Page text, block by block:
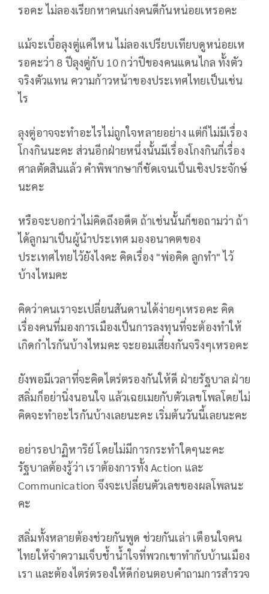
รอคะ ไม่ลองเรียกหาคนเก่งคนดีกันหน่อยเหรอคะ
แม้จะเบื่อลุงตู่แค่ไหน ไม่ลองเปรียบเทียบดูหน่อยเห
รอคะว่า 8 ปีลุงตู่กับ 10 กว่าปีของคนแดนไกล ทั้งตัว
จริงตัวแทน ความก้าวหน้าของประเทศไทยเป็นเช่น
ไร
ลุงตู่อาจจะทำอะไรไม่ถูกใจหลายอย่าง แต่ก็ไม่มีเรื่อง
โกงกินนะคะ ส่วนอีกฝ่ายหนึ่งนั้นมีเรื่องโกงกินกี่เรื่อง
ศาลตัดสินแล้ว คำพิพากษาก็ชัดเจนเป็นเชิงประจักษ์
นะคะ
หรือจะบอกว่าไม่คิดถึงอดีต ถ้าเช่นนั้นก็ขอถามว่า ถ้า
ได้ลูกมาเป็นผู้นำประเทศ มองอนาคตของ
ประเทศไทยไว้ยังไงคะ คิดเรื่อง "พ่อคิด ลูกทำ" ไว้
บ้างไหมคะ
คิดว่าคนเราจะเปลี่ยนสันดานได้ง่ายๆเหรอคะ คิด
เรื่องคนที่มองการเมืองเป็นการลงทุนที่จะต้องทำให้
เกิดกำไรกันบ้างไหมคะ จะยอมเสี่ยงกันจริงๆเหรอคะ
ยังพอมีเวลาที่จะคิดไตร่ตรองกันให้ดี ฝ่ายรัฐบาล ฝ่าย
สลิ่มก็อย่านิ่งนอนใจ แล้วเฉยเมยกับตัวเลขโพลโดยไม่
คิดจะทำอะไรกันบ้างเลยนะคะ เริ่มต้นวันนี้เลยนะคะ
อย่ารอปาฏิหาริย์ โดยไม่มีการกระทำใดๆนะคะ
รัฐบาลต้องรู้ว่า เราต้องการทั้ง Action และ
Communication จึงจะเปลี่ยนตัวเลขของผลโพลนะ
คะ
สลิ่มทั้งหลายต้องช่วยกันพูด ช่วยกันเล่า เตือนใจคน
ไทยให้จำความเจ็บช้ำน้ำใจที่พวกเขาทำกับบ้านเมือง
เรา และต้องไตร่ตรองให้ดีก่อนตอบคำถามการสำรวจ